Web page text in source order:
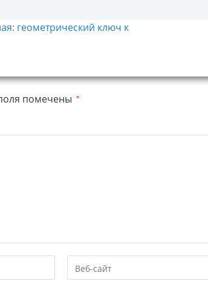
геометрический ключ к
помечены *
URL